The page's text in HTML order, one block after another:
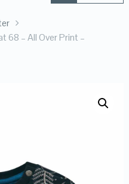
68 – All Over Print –